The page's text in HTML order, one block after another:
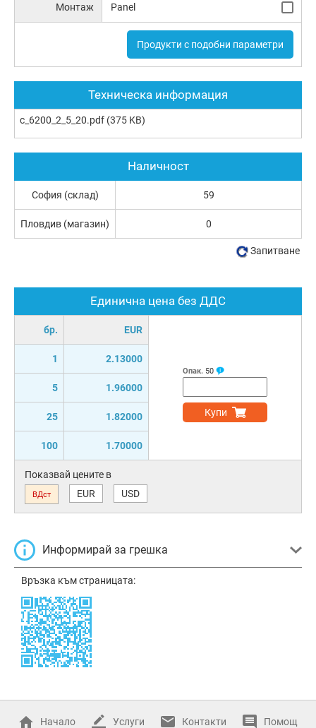
Монтаж Panel
Продукти с подобни параметри
Техническа информация
c_6200_2_5_20.pdf (375 KB)
Единична цена без ДДС
бр. EUR
1 2.13000
5 1.96000
25 1.82000
100 1.70000
Опак. 50
Купи
Показвай цените в
ВДст EUR USD
Информирай за грешка
Връзка към страницата:
Наличност
София (склад) 59
Пловдив (магазин) 0
Запитване
Начало Услуги Контакти Помощ